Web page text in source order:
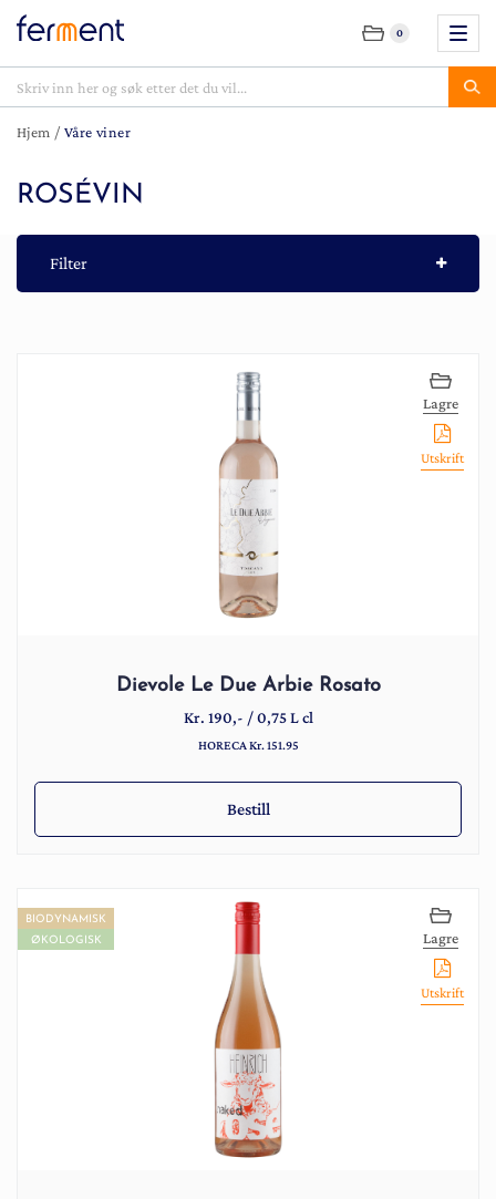
0
Hjem / Våre viner
ROSÉVIN
Filter
Utskrift
Bestill
Dievole Le Due Arbie Rosato
Kr. 190,- /0,75 L cl
HORECA Kr. 151.95
Lagre
Utskrift
BIODYNAMISK
ØKOLOGISK
Lagre